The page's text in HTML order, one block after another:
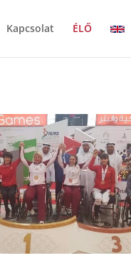
Kapcsolat ÉLŐ